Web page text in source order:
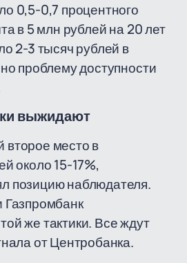
0,5-0,7 процентного
в 5 млн рублей на 20 лет
2-3 тысяч рублей в
проблему доступности
выжидают
место в
около 15-17%,
позицию наблюдателя.
Газпромбанк
же тактики. Все ждут
от Центробанка.